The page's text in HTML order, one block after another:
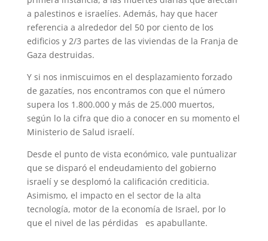
t
a palestinos e israelíes. Además, hay que hacer
referencia a alrededor del 50 por ciento de los
edificios y 2/3 partes de las viviendas de la Franja de
Gaza destruidas.
Y si nos inmiscuimos en el desplazamiento forzado
de gazatíes, nos encontramos con que el número
supera los 1.800.000 y más de 25.000 muertos,
según lo la cifra que dio a conocer en su momento el
Ministerio de Salud israelí.
Desde el punto de vista económico, vale puntualizar
que se disparó el endeudamiento del gobierno
israelí y se desplomó la calificación crediticia.
Asimismo, el impacto en el sector de la alta
tecnología, motor de la economía de Israel, por lo
que el nivel de las pérdidas es apabullante.